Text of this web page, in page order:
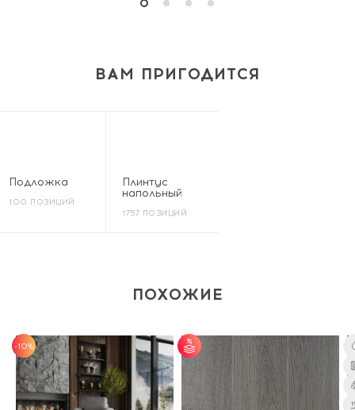
ВАМ ПРИГОДИТСЯ
Подложка
100 ПОЗИЦИЙ
Плинтус
напольный
1757 ПОЗИЦИЙ
ПОХОЖИЕ
-10%
от 25 м² - скидка 7%;
от 51 м² - скидка 10%;